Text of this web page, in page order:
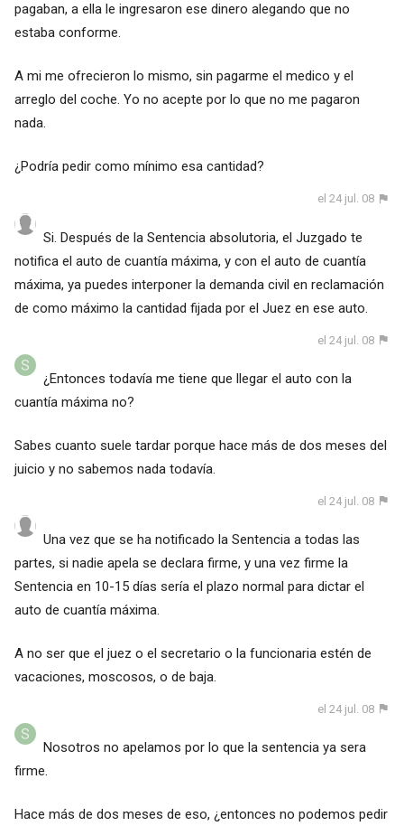
pagaban, a ella le ingresaron ese dinero alegando que no
estaba conforme.
A mi me ofrecieron lo mismo, sin pagarme el medico y el
arreglo del coche. Yo no acepte por lo que no me pagaron
nada.
¿Podría pedir como mínimo esa cantidad?
el 24 jul. 08
Si. Después de la Sentencia absolutoria, el Juzgado te
notifica el auto de cuantía máxima, y con el auto de cuantía
máxima, ya puedes interponer la demanda civil en reclamación
de como máximo la cantidad fijada por el Juez en ese auto.
el 24 jul. 08
¿Entonces todavía me tiene que llegar el auto con la
cuantía máxima no?
Sabes cuanto suele tardar porque hace más de dos meses del
juicio y no sabemos nada todavía.
el 24 jul. 08
Una vez que se ha notificado la Sentencia a todas las
partes, si nadie apela se declara firme, y una vez firme la
Sentencia en 10-15 días sería el plazo normal para dictar el
auto de cuantía máxima.
A no ser que el juez o el secretario o la funcionaria estén de
vacaciones, moscosos, o de baja.
el 24 jul. 08
Nosotros no apelamos por lo que la sentencia ya sera
firme.
Hace más de dos meses de eso, ¿entonces no podemos pedir